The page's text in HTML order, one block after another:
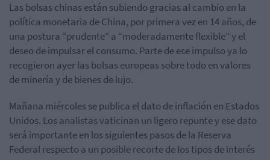
Las bolsas chinas están subiendo gracias al cambio en la
política monetaria de China, por primera vez en 14 años, de
una postura “prudente” a “moderadamente flexible” y el
deseo de impulsar el consumo. Parte de ese impulso ya lo
recogieron ayer las bolsas europeas sobre todo en valores
de minería y de bienes de lujo.
Mañana miércoles se publica el dato de inflación en Estados
Unidos. Los analistas vaticinan un ligero repunte y ese dato
será importante en los siguientes pasos de la Reserva
Federal respecto a un posible recorte de los tipos de interés